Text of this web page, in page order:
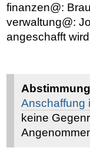
finanzen@:
verwaltung@:
angeschafft
Abstimmung
Anschaffung
keine